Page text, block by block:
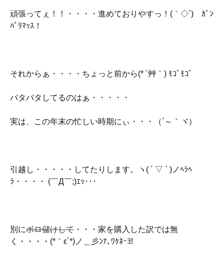
頑張ってぇ！！・・・・進めておりやすっ！(｀◇´)ゞｶﾞﾝ
ﾊﾞﾘﾏｯｽ！
それからぁ・・・・ちょっと前から(* ´艸｀) ﾓｺﾞﾓｺﾞ
バタバタしてるのはぁ・・・・・
実は、この年末の忙しい時期にぃ・・・（´～｀ヾ）
引越し・・・・・してたりします。ヽ( ´ ▽ ` )ノﾍﾗﾍ
ﾗ・・・・ (￣Д￣;)ｴｯ･･･
別にボロ儲けして ・・・家を購入した訳では無
く・・・・(*｀ε´*)ノ＿彡ﾝﾅ､ﾜｹﾈｰﾖ!